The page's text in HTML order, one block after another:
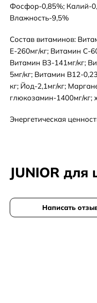
Фосфор-0,85%; Калий-
Влажность-9,5%
Состав витаминов:
Е-260мг/кг; Витамин С-
Витамин В3-141мг/кг;
5мг/кг; Витамин В12-
кг; Йод-2,1мг/кг;
глюкозамин-1400мг/кг;
Энергетическая
JUNIOR
Написать